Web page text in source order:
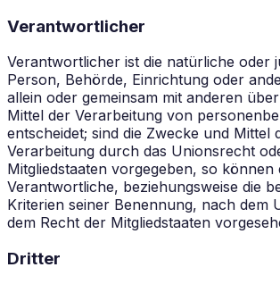
Verantwortlicher
Verantwortlicher ist die natürliche oder
Person, Behörde, Einrichtung oder
allein oder gemeinsam mit anderen
Mittel der Verarbeitung von
entscheidet; sind die Zwecke und Mittel
Verarbeitung durch das Unionsrecht
Mitgliedstaaten vorgegeben, so können
Verantwortliche, beziehungsweise die
Kriterien seiner Benennung, nach dem
dem Recht der Mitgliedstaaten
Dritter